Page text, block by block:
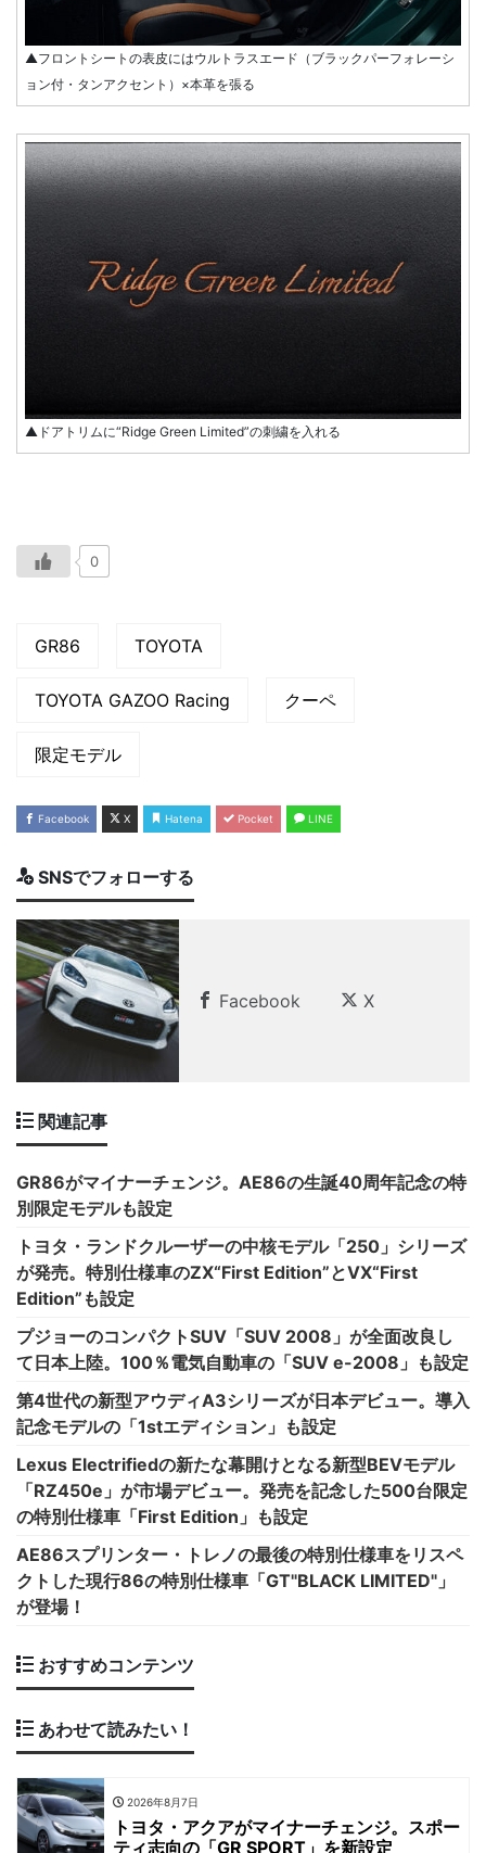
▲フロントシートの表皮にはウルトラスエード（ブラックパーフォレーシ
ョン付・タンアクセント）×本革を張る
▲ドアトリムに“Ridge Green Limited”の刺繍を入れる
0
GR86 TOYOTA
TOYOTA GAZOO Racing クーペ
限定モデル
Facebook X Hatena Pocket LINE
SNSでフォローする
Facebook X
関連記事
GR86がマイナーチェンジ。AE86の生誕40周年記念の特
別限定モデルも設定
トヨタ・ランドクルーザーの中核モデル「250」シリーズ
が発売。特別仕様車のZX“First Edition”とVX“First
Edition”も設定
プジョーのコンパクトSUV「SUV 2008」が全面改良し
て日本上陸。100％電気自動車の「SUV e-2008」も設定
第4世代の新型アウディA3シリーズが日本デビュー。導入
記念モデルの「1stエディション」も設定
Lexus Electrifiedの新たな幕開けとなる新型BEVモデル
「RZ450e」が市場デビュー。発売を記念した500台限定
の特別仕様車「First Edition」も設定
AE86スプリンター・トレノの最後の特別仕様車をリスペ
クトした現行86の特別仕様車「GT"BLACK LIMITED"」
が登場！
おすすめコンテンツ
あわせて読みたい！
2026年8月7日
トヨタ・アクアがマイナーチェンジ。スポー
ティ志向の「GR SPORT」を新設定